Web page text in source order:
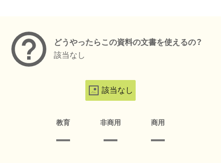
どうやったらこの資料の文書を使えるの？
該当なし
該当なし
教育 非商用 商用